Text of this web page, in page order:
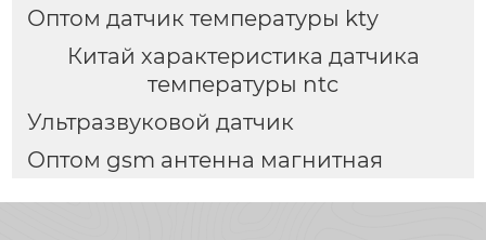
Оптом датчик температуры kty
Китай характеристика датчика
температуры ntc
Ультразвуковой датчик
Оптом gsm антенна магнитная